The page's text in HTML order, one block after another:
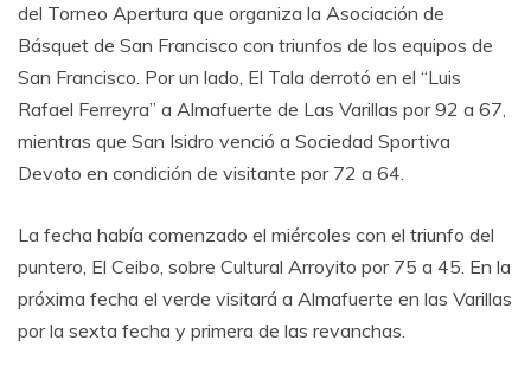
del Torneo Apertura que organiza la Asociación de
Básquet de San Francisco con triunfos de los equipos de
San Francisco. Por un lado, El Tala derrotó en el “Luis
Rafael Ferreyra” a Almafuerte de Las Varillas por 92 a 67,
mientras que San Isidro venció a Sociedad Sportiva
Devoto en condición de visitante por 72 a 64.
La fecha había comenzado el miércoles con el triunfo del
puntero, El Ceibo, sobre Cultural Arroyito por 75 a 45. En la
próxima fecha el verde visitará a Almafuerte en las Varillas
por la sexta fecha y primera de las revanchas.